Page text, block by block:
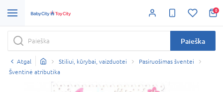
0
Paieška
Atgal Stiliui, kūrybai, vaizduotei
Pasiruošimas šventei
Šventinė atributika